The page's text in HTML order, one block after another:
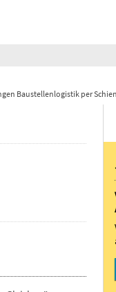
Baustellenlogistik per